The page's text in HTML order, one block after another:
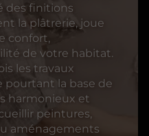
des finitions
la plâtrerie, joue
confort,
de votre habitat.
les travaux
pourtant la base de
harmonieux et
peintures,
aménagements